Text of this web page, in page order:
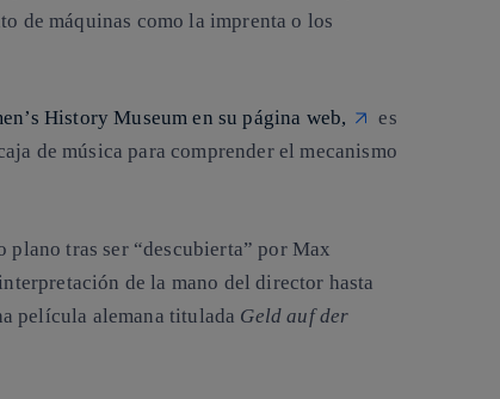
de máquinas como la imprenta o los
History Museum en su página web,
es
de música para comprender el mecanismo
plano tras ser “descubierta” por Max
de la mano del director hasta
película alemana titulada Geld auf der